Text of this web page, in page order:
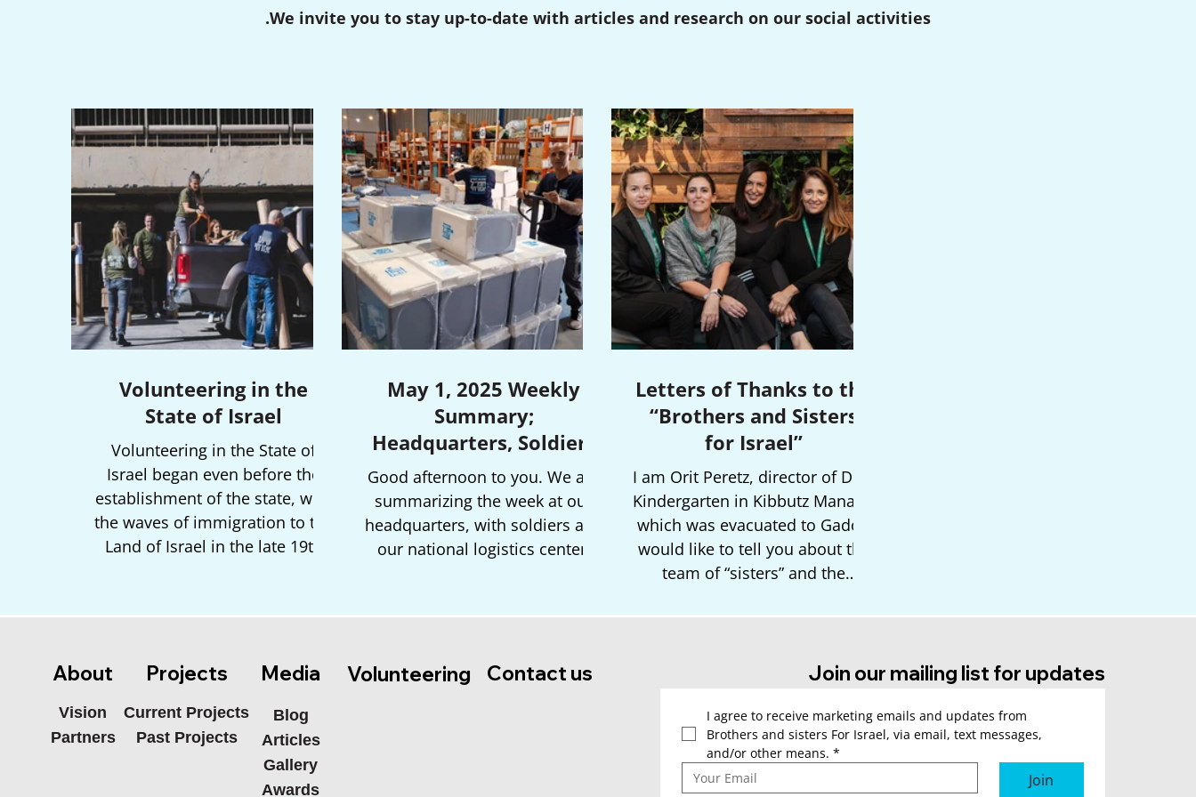
We invite you to stay up-to-date with articles and research on our social activities.
Volunteering in the
State of Israel
Volunteering in the State of
Israel began even before the
establishment of the state, with
the waves of immigration to the
Land of Israel in the late 19th
May 1, 2025 Weekly
Summary;
Headquarters, Soldiers
and Logistic Center
Good afternoon to you. We are
summarizing the week at our
headquarters, with soldiers and
our national logistics center.
Letters of Thanks to the
“Brothers and Sisters
for Israel”
I am Orit Peretz, director of Dror
Kindergarten in Kibbutz Manara,
which was evacuated to Gadot,
would like to tell you about the
team of “sisters” and the
provided in establishing the
Kibbutz Manara.Join our mailing list for updates
I agree to receive marketing emails and updates from
Brothers and sisters For Israel, via email, text messages,
and/or other means. *
Join
About
Vision
Partners
Projects
Current Projects
Past Projects
Media
Blog
Articles
Gallery
Awards
Volunteering Contact us